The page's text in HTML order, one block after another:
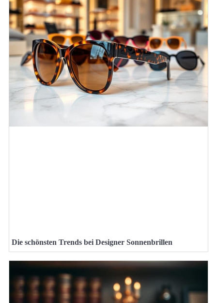
Die schönsten Trends bei Designer Sonnenbrillen